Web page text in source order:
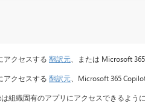
アクセスする 翻訳元 、または Microsoft
アクセスする 翻訳元 、Microsoft 365
組織固有のアプリにアクセスできるよう